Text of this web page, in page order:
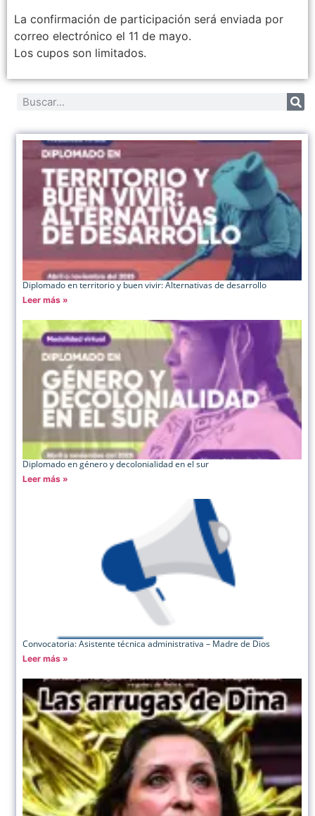
La confirmación de participación será enviada por
correo electrónico el 11 de mayo.
Los cupos son limitados.
Diplomado en territorio y buen vivir: Alternativas de desarrollo
Leer más »
Diplomado en género y decolonialidad en el sur
Leer más »
Convocatoria: Asistente técnica administrativa – Madre de Dios
Leer más »